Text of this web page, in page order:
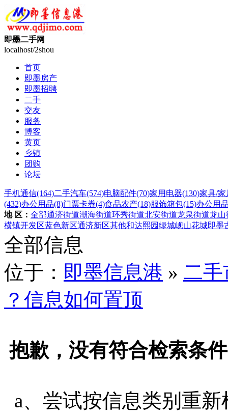
即墨二手网
localhost/2shou
首页
即墨房产
即墨招聘
二手
交友
服务
博客
黄页
乡镇
团购
论坛
手机通信(164)二手汽车(574)电脑配件(70)家用电器(130)家具/家
(432)办公用品(8)门票卡券(4)食品农产(18)服饰箱包(15)办公用
地 区： 全部通济街道潮海街道环秀街道北安街道龙泉街道龙山
横镇开发区蓝色新区通济新区其他和达熙园绿城岘山花城即墨
全部信息
位于： 即墨信息港 » 二
？信息如何置顶
抱歉，没有符合检索条
a、尝试按信息类别重